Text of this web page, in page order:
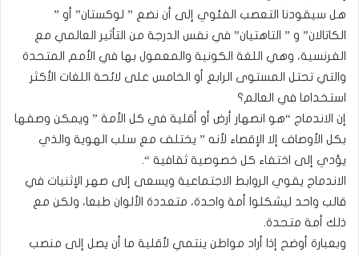
هل سيقودنا التعصب الفئوي إلى أن نضع ” لوكستان” أو ”
الكاتالان” و ” التاهتيان” في نفس الدرجة من التأثير العالمي مع
الفرنسية، وهي اللغة الكونية والمعمول بها في الأمم المتحدة
والتي تحتل المستوى الرابع أو الخامس على لائحة اللغات الأكثر
استخداما في العالم؟
إن الاندماج “هو انصهار أرض أو أقلية في كل الأمة ” ويمكن وصفها
بكل الأوصاف إلا الإقصاء لأنه ” يختلف مع سلب الهوية والذي
يؤدي إلى اختفاء كل خصوصية ثقافية “.
الاندماج يقوي الروابط الاجتماعية ويسعى إلى صهر الإثنيات في
قالب واحد ليشكلوا أمة واحدة، متعددة الألوان طبعا، ولكن مع
ذلك أمة متحدة.
وبعبارة أوضح إذا أراد مواطن ينتمي لأقلية ما أن يصل إلى منصب